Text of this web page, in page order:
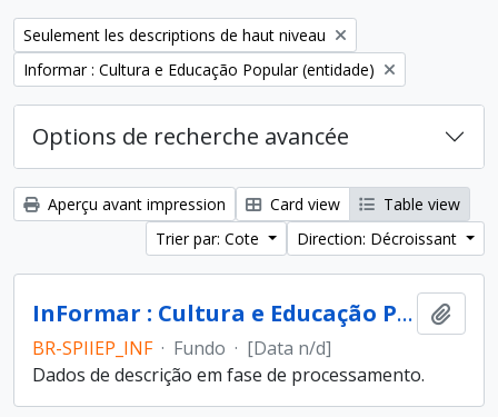
Remove filter:
Seulement les descriptions de haut niveau
Remove filter:
Informar : Cultura e Educação Popular (entidade)
Options de recherche avancée
Aperçu avant impression Card view
Table view
Trier par: Cote
Direction: Décroissant
InFormar : Cultura e Educação Popular (entidade)
BR-SPIIEP_INF · Fundo · [Data n/d]
Dados de descrição em fase de processamento.